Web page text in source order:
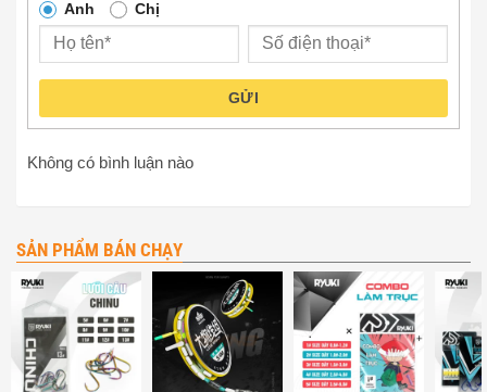
Anh Chị
GỬI
Không có bình luận nào
SẢN PHẨM BÁN CHẠY